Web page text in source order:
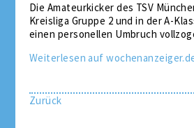
Die Amateurkicker des TSV
Kreisliga Gruppe 2 und in der A-
einen personellen Umbruch
Weiterlesen auf
Zurück